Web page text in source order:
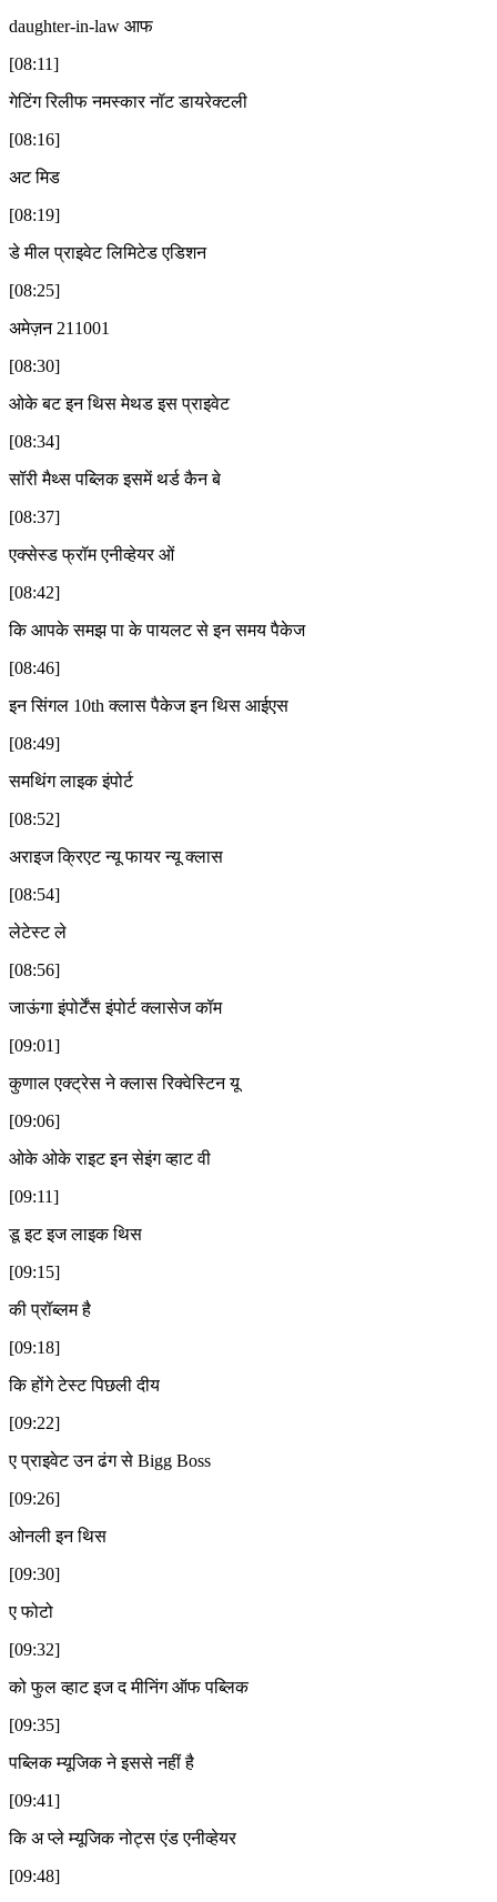
daughter-in-law आफ
[08:11]
गेटिंग रिलीफ नमस्कार नॉट डायरेक्टली
[08:16]
अट मिड
[08:19]
डे मील प्राइवेट लिमिटेड एडिशन
[08:25]
अमेज़न 211001
[08:30]
ओके बट इन थिस मेथड इस प्राइवेट
[08:34]
सॉरी मैथ्स पब्लिक इसमें थर्ड कैन बे
[08:37]
एक्सेस्ड फ्रॉम एनीव्हेयर ओं
[08:42]
कि आपके समझ पा के पायलट से इन समय पैकेज
[08:46]
इन सिंगल 10th क्लास पैकेज इन थिस आईएस
[08:49]
समथिंग लाइक इंपोर्ट
[08:52]
अराइज क्रिएट न्यू फायर न्यू क्लास
[08:54]
लेटेस्ट ले
[08:56]
जाऊंगा इंपोर्टेंस इंपोर्ट क्लासेज कॉम
[09:01]
कुणाल एक्ट्रेस ने क्लास रिक्वेस्टिन यू
[09:06]
ओके ओके राइट इन सेइंग व्हाट वी
[09:11]
डू इट इज लाइक थिस
[09:15]
की प्रॉब्लम है
[09:18]
कि होंगे टेस्ट पिछली दीय
[09:22]
ए प्राइवेट उन ढंग से Bigg Boss
[09:26]
ओनली इन थिस
[09:30]
ए फोटो
[09:32]
को फुल व्हाट इज द मीनिंग ऑफ पब्लिक
[09:35]
पब्लिक म्यूजिक ने इससे नहीं है
[09:41]
कि अ प्ले म्यूजिक नोट्स एंड एनीव्हेयर
[09:48]